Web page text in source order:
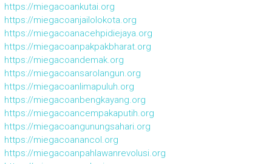
https://miegacoankutai.org
https://miegacoanjailolokota.org
https://miegacoanacehpidiejaya.org
https://miegacoanpakpakbharat.org
https://miegacoandemak.org
https://miegacoansarolangun.org
https://miegacoanlimapuluh.org
https://miegacoanbengkayang.org
https://miegacoancempakaputih.org
https://miegacoangunungsahari.org
https://miegacoanancol.org
https://miegacoanpahlawanrevolusi.org